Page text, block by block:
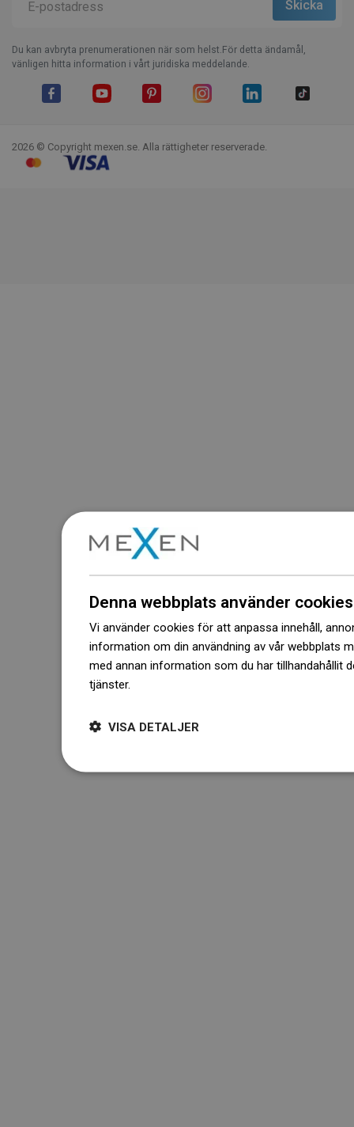
Du kan avbryta prenumerationen när som helst.För detta ändamål,
vänligen hitta information i vårt juridiska meddelande.
2026 © Copyright mexen.se. Alla rättigheter reserverade.
Denna webbplats använder cookies
Vi använder cookies för att anpassa innehåll,
information om din användning av vår webbplats
med annan information som du har tillhandahållit
tjänster.
VISA DETALJER